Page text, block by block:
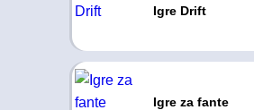
Igre Drift
Igre za fante